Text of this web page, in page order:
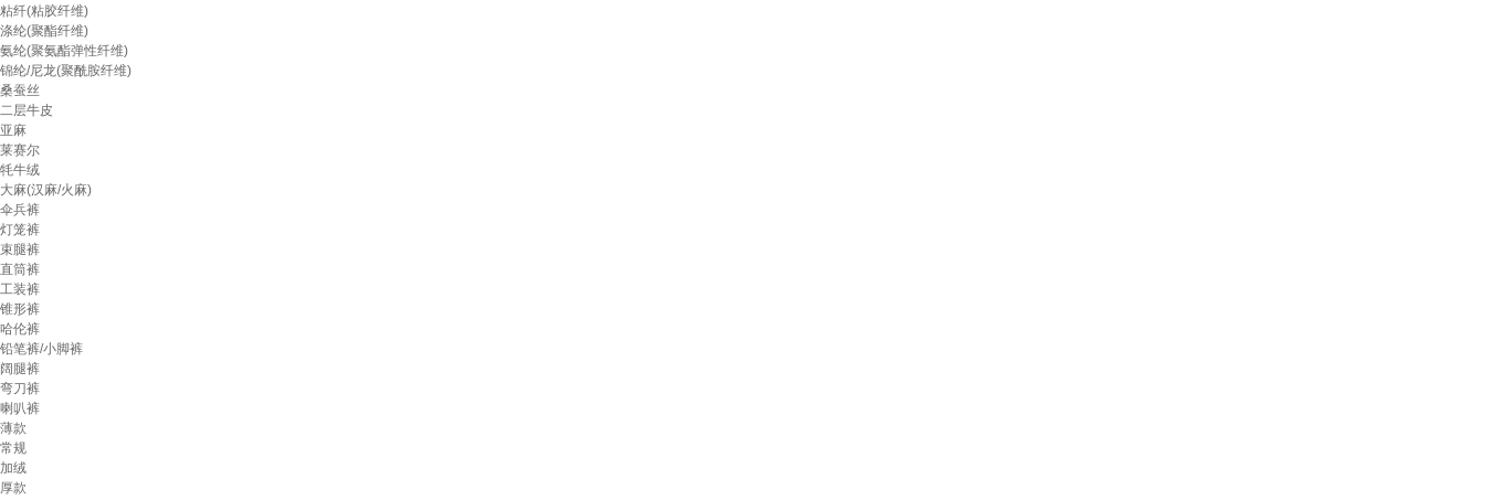
粘纤(粘胶纤维)
涤纶(聚酯纤维)
氨纶(聚氨酯弹性纤维)
锦纶/尼龙(聚酰胺纤维)
桑蚕丝
二层牛皮
亚麻
莱赛尔
牦牛绒
大麻(汉麻/火麻)
伞兵裤
灯笼裤
束腿裤
直筒裤
工装裤
锥形裤
哈伦裤
铅笔裤/小脚裤
阔腿裤
弯刀裤
喇叭裤
薄款
常规
加绒
厚款